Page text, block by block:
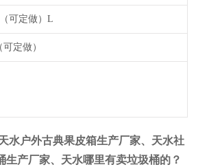
可定做）L
定做）
水户外古典果皮箱生产厂家、天水社
生产厂家、天水哪里有卖垃圾桶的？